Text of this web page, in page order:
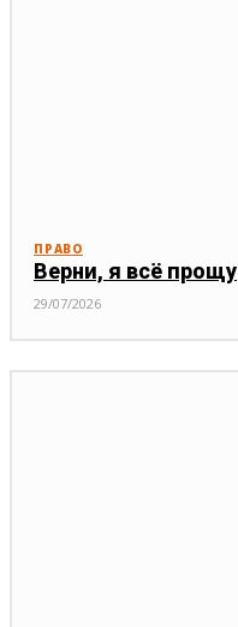
ПРАВО
Верни, я всё прощу
29/07/2026